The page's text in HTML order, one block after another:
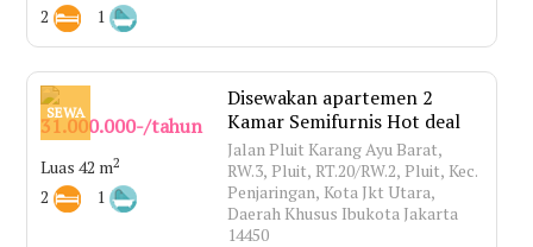
2 1
SEWA
31.000.000-/tahun
Luas 42 m2
2 1
Disewakan apartemen 2
Kamar Semifurnis Hot deal
Jalan Pluit Karang Ayu Barat,
RW.3, Pluit, RT.20/RW.2, Pluit, Kec.
Penjaringan, Kota Jkt Utara,
Daerah Khusus Ibukota Jakarta
14450